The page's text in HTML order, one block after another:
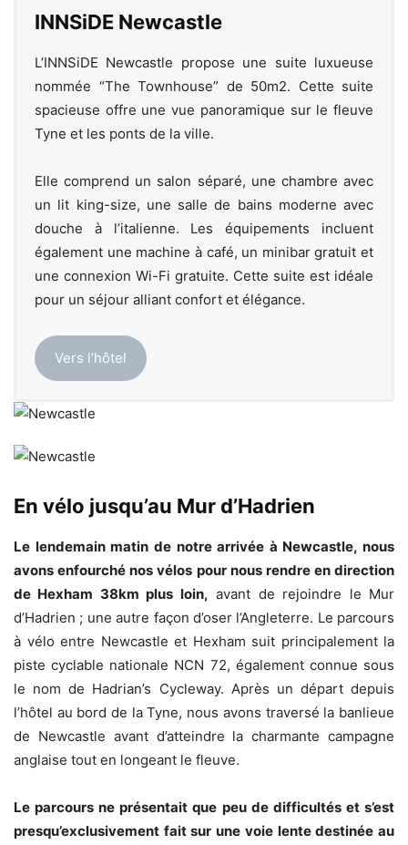
INNSiDE Newcastle
L’INNSiDE Newcastle propose une suite luxueuse
nommée “The Townhouse” de 50m2. Cette suite
spacieuse offre une vue panoramique sur le fleuve
Tyne et les ponts de la ville.
Elle comprend un salon séparé, une chambre avec
un lit king-size, une salle de bains moderne avec
douche à l’italienne. Les équipements incluent
également une machine à café, un minibar gratuit et
une connexion Wi-Fi gratuite. Cette suite est idéale
pour un séjour alliant confort et élégance.
Vers l’hôtel
En vélo jusqu’au Mur d’Hadrien
Le lendemain matin de notre arrivée à Newcastle, nous
avons enfourché nos vélos pour nous rendre en direction
de Hexham 38km plus loin, avant de rejoindre le Mur
d’Hadrien ; une autre façon d’oser l’Angleterre. Le parcours
à vélo entre Newcastle et Hexham suit principalement la
piste cyclable nationale NCN 72, également connue sous
le nom de Hadrian’s Cycleway. Après un départ depuis
l’hôtel au bord de la Tyne, nous avons traversé la banlieue
de Newcastle avant d’atteindre la charmante campagne
anglaise tout en longeant le fleuve.
Le parcours ne présentait que peu de difficultés et s’est
presqu’exclusivement fait sur une voie lente destinée au